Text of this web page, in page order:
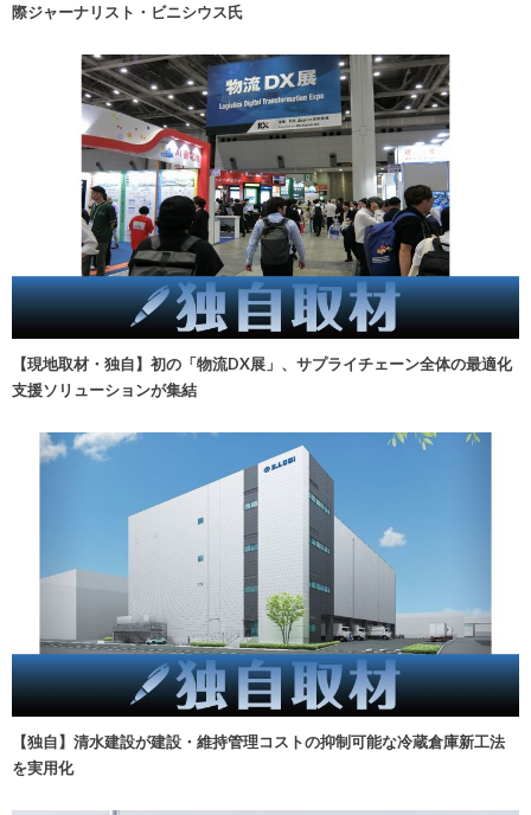
際ジャーナリスト・ビニシウス氏
【現地取材・独自】初の「物流DX展」、サプライチェーン全体の最適化
支援ソリューションが集結
【独自】清水建設が建設・維持管理コストの抑制可能な冷蔵倉庫新工法
を実用化